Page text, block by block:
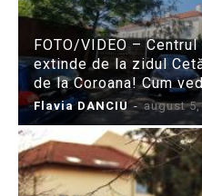
FOTO/VIDEO –
extinde de la zidul
de la Coroana! Cum
Flavia DANCIU - august 5,